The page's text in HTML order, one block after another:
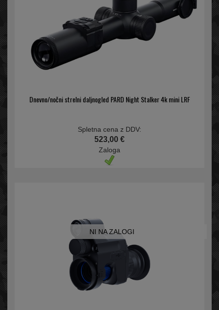
Dnevno/nočni strelni daljnogled PARD Night Stalker 4k mini LRF
Spletna cena z DDV:
523,00 €
Zaloga
NI NA ZALOGI